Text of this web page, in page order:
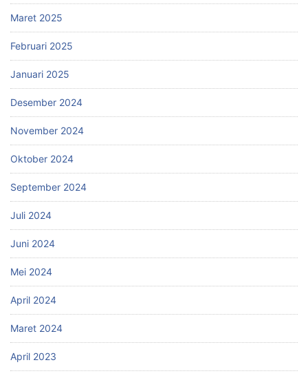
Maret 2025
Februari 2025
Januari 2025
Desember 2024
November 2024
Oktober 2024
September 2024
Juli 2024
Juni 2024
Mei 2024
April 2024
Maret 2024
April 2023